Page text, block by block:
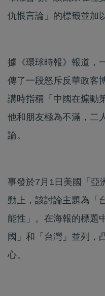
仇恨言論」的標籤並加
據《環球時報》報道，
傳了一段怒斥反華政客
講時指稱「中國在煽動
他和朋友極為不滿，二
論。
事發於7月1日美國「亞
動上，該討論主題為「
能性」。在海報的標題
國」和「台灣」並列，
心。